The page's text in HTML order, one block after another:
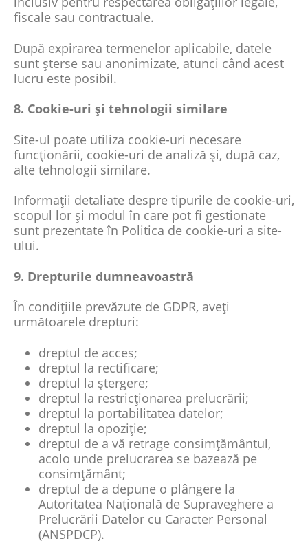
fiscale sau contractuale.
După expirarea termenelor aplicabile, datele
sunt șterse sau anonimizate, atunci când acest
lucru este posibil.
8. Cookie-uri și tehnologii similare
Site-ul poate utiliza cookie-uri necesare
funcționării, cookie-uri de analiză și, după caz,
alte tehnologii similare.
Informații detaliate despre tipurile de cookie-uri,
scopul lor și modul în care pot fi gestionate
sunt prezentate în Politica de cookie-uri a site-
ului.
9. Drepturile dumneavoastră
În condițiile prevăzute de GDPR, aveți
următoarele drepturi:
dreptul de acces;
dreptul la rectificare;
dreptul la ștergere;
dreptul la restricționarea prelucrării;
dreptul la portabilitatea datelor;
dreptul la opoziție;
dreptul de a vă retrage consimțământul,
acolo unde prelucrarea se bazează pe
consimțământ;
dreptul de a depune o plângere la
Autoritatea Națională de Supraveghere a
Prelucrării Datelor cu Caracter Personal
(ANSPDCP).